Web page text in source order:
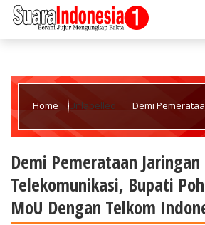
Home Unlabelled Demi
Indonesia
Demi Pemerataan Jaringan
Telekomunikasi, Bupati
MoU Dengan Telkom